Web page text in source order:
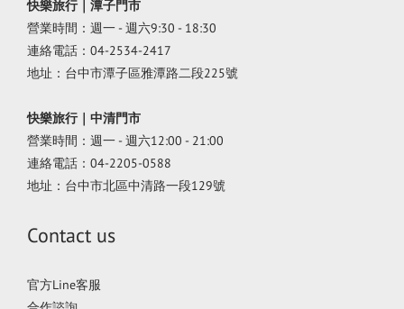
快樂旅行｜潭子門市
營業時間：週一 - 週六9:30 - 18:30
連絡電話：04-2534-2417
地址：台中市潭子區雅潭路二段225號
快樂旅行｜中清門市
營業時間：週一 - 週六12:00 - 21:00
連絡電話：04-2205-0588
地址：台中市北區中清路一段129號
Contact us
官方Line客服